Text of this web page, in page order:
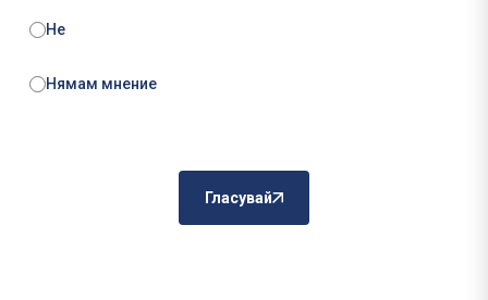
Не
Нямам мнение
Гласувай